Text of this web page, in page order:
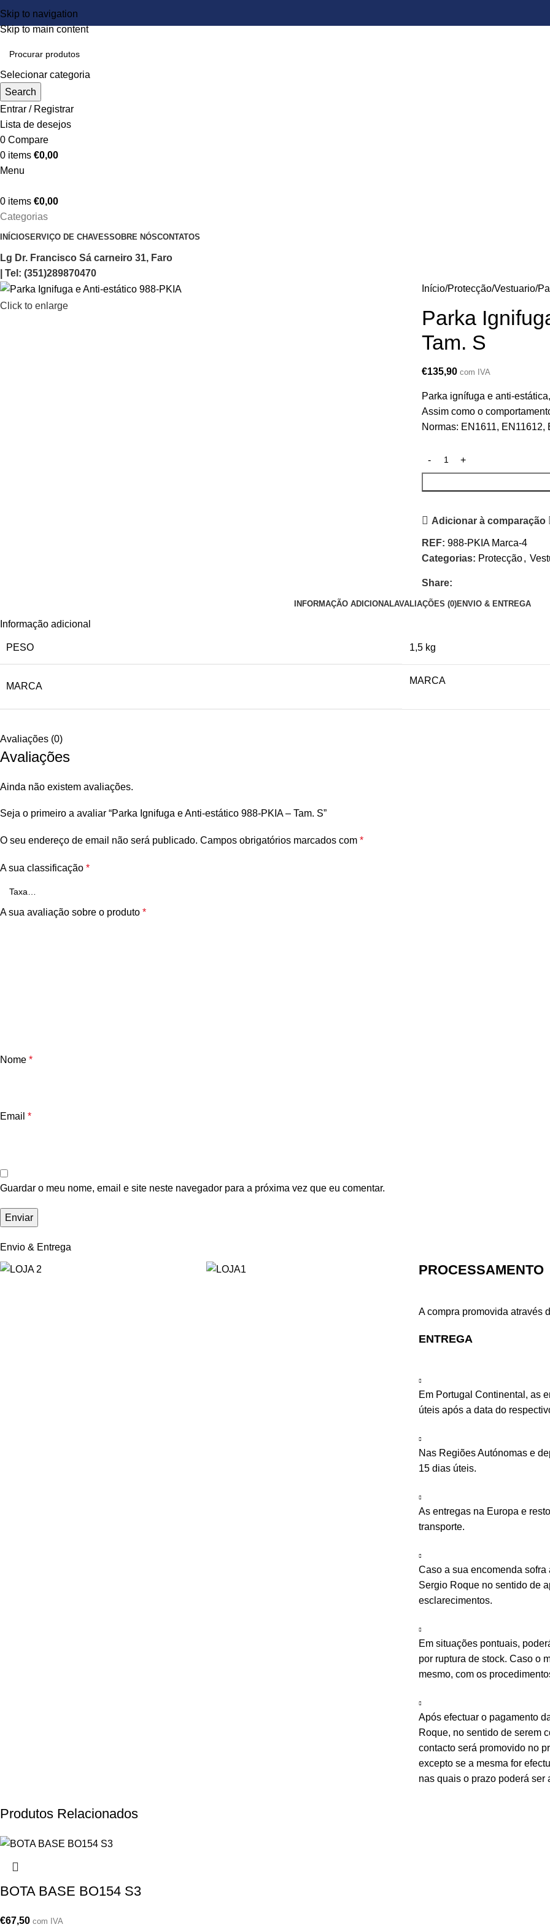
Skip to navigation
Skip to main content
Selecionar categoria
Search
Entrar / Registrar
Lista de desejos
0 Compare
0 items €0,00
Menu
0 items €0,00
Categorias
INÍCIOSERVIÇO DE CHAVESSOBRE NÓSCONTATOS
Lg Dr. Francisco Sá carneiro 31, Faro
| Tel: (351)289870470
Click to enlarge
Início Protecção Vestuario
Parka
Tam. S
€135,90 com IVA
Parka ignífuga e anti-
Assim como o
Normas: EN1611,
Adicionar à comparação
REF: 988-PKIA Marca-4
Categorias: Protecção,
Share:
INFORMAÇÃO ADICIONALAVALIAÇÕES (0)ENVIO & ENTREGA
Informação adicional
PESO 1,5 kg
MARCA
MARCA
Avaliações (0)
Avaliações
Ainda não existem avaliações.
Seja o primeiro a avaliar “Parka Ignifuga e Anti-estático 988-PKIA – Tam. S”
O seu endereço de email não será publicado. Campos obrigatórios marcados com *
A sua classificação *
A sua avaliação sobre o produto *
Nome *
Email *
Guardar o meu nome, email e site neste navegador para a próxima vez que eu comentar.
Envio & Entrega
PROCESSAMENTO
A compra promovida através
ENTREGA
Em Portugal Continental, as
úteis após a data do
Nas Regiões Autónomas e
15 dias úteis.
As entregas na Europa e
transporte.
Caso a sua encomenda
Sergio Roque no sentido de
esclarecimentos.
Em situações pontuais,
por ruptura de stock. Caso o
mesmo, com os
Após efectuar o pagamento
Roque, no sentido de serem
contacto será promovido no
excepto se a mesma for
nas quais o prazo poderá ser
Produtos Relacionados
BOTA BASE BO154 S3
€67,50 com IVA